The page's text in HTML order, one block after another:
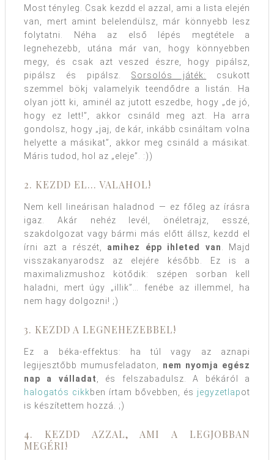
Most tényleg. Csak kezdd el azzal, ami a lista elején
van, mert amint belelendülsz, már könnyebb lesz
folytatni. Néha az első lépés megtétele a
legnehezebb, utána már van, hogy könnyebben
megy, és csak azt veszed észre, hogy pipálsz,
pipálsz és pipálsz. Sorsolós játék:
csukott
szemmel bökj valamelyik teendődre a listán. Ha
olyan jött ki, aminél az jutott eszedbe, hogy „de jó,
hogy ez lett!”, akkor csináld meg azt. Ha arra
gondolsz, hogy „jaj, de kár, inkább csináltam volna
helyette a másikat”, akkor meg csináld a másikat.
Máris tudod, hol az „eleje”. :))
2. KEZDD EL… VALAHOL!
Nem kell lineárisan haladnod — ez főleg az írásra
igaz. Akár nehéz levél, önéletrajz, esszé,
szakdolgozat vagy bármi más előtt állsz, kezdd el
írni azt a részét, amihez épp ihleted van . Majd
visszakanyarodsz az elejére később. Ez is a
maximalizmushoz kötődik: szépen sorban kell
haladni, mert úgy „illik”… fenébe az illemmel, ha
nem hagy dolgozni! ;)
3. KEZDD A LEGNEHEZEBBEL!
Ez a béka-effektus: ha túl vagy az aznapi
legijesztőbb mumusfeladaton, nem nyomja egész
nap a válladat
, és felszabadulsz. A békáról a
halogatós cikkben írtam bővebben, és jegyzetlapot
is készítettem hozzá. ;)
4. KEZDD AZZAL, AMI A LEGJOBBAN
MEGÉRI!